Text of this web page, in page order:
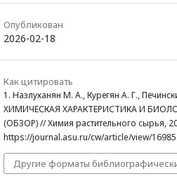
Опубликован
2026-02-18
Как цитировать
1. Назлуханян М. А., Курегян А. Г.,
ХИМИЧЕСКАЯ ХАРАКТЕРИСТИКА И
(ОБЗОР) // Химия растительного сырья,
https://journal.asu.ru/cw/article/view/16985.
Другие форматы